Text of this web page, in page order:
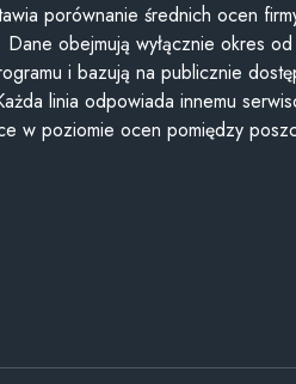
porównanie średnich ocen
obejmują wyłącznie okres od
i bazują na publicznie
linia odpowiada innemu
w poziomie ocen pomiędzy